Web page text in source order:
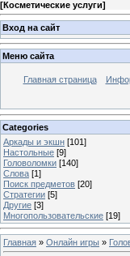
[Косметические услуги]
Вход на сайт
Меню сайта
Главная страница
Categories
Аркады и экшн [101]
Настольные [9]
Головоломки [140]
Слова [1]
Поиск предметов [20]
Стратегии [5]
Другие [3]
Многопользовательские [19]
Главная » Онлайн игры »